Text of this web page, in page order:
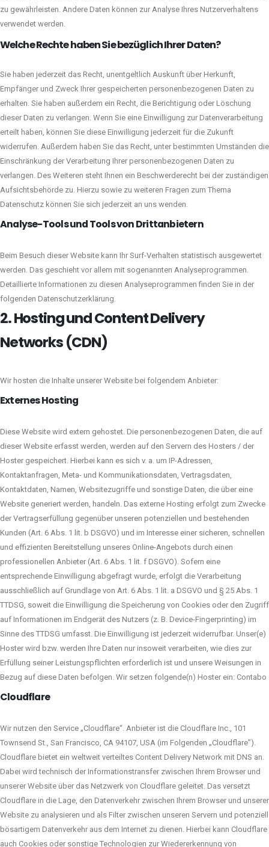
zu gewährleisten. Andere Daten können zur Analyse Ihres Nutzerverhaltens
verwendet werden.
Welche Rechte haben Sie bezüglich Ihrer Daten?
Sie haben jederzeit das Recht, unentgeltlich Auskunft über Herkunft,
Empfänger und Zweck Ihrer gespeicherten personenbezogenen Daten zu
erhalten. Sie haben außerdem ein Recht, die Berichtigung oder Löschung
dieser Daten zu verlangen. Wenn Sie eine Einwilligung zur Datenverarbeitung
erteilt haben, können Sie diese Einwilligung jederzeit für die Zukunft
widerrufen. Außerdem haben Sie das Recht, unter bestimmten Umständen die
Einschränkung der Verarbeitung Ihrer personenbezogenen Daten zu
verlangen. Des Weiteren steht Ihnen ein Beschwerderecht bei der zuständigen
Aufsichtsbehörde zu. Hierzu sowie zu weiteren Fragen zum Thema
Datenschutz können Sie sich jederzeit an uns wenden.
Analyse-Tools und Tools von Dritt­anbietern
Beim Besuch dieser Website kann Ihr Surf-Verhalten statistisch ausgewertet
werden. Das geschieht vor allem mit sogenannten Analyseprogrammen.
Detaillierte Informationen zu diesen Analyseprogrammen finden Sie in der
folgenden Datenschutzerklärung.
2. Hosting und Content Delivery
Networks (CDN)
Wir hosten die Inhalte unserer Website bei folgendem Anbieter:
Externes Hosting
Diese Website wird extern gehostet. Die personenbezogenen Daten, die auf
dieser Website erfasst werden, werden auf den Servern des Hosters / der
Hoster gespeichert. Hierbei kann es sich v. a. um IP-Adressen,
Kontaktanfragen, Meta- und Kommunikationsdaten, Vertragsdaten,
Kontaktdaten, Namen, Websitezugriffe und sonstige Daten, die über eine
Website generiert werden, handeln. Das externe Hosting erfolgt zum Zwecke
der Vertragserfüllung gegenüber unseren potenziellen und bestehenden
Kunden (Art. 6 Abs. 1 lit. b DSGVO) und im Interesse einer sicheren, schnellen
und effizienten Bereitstellung unseres Online-Angebots durch einen
professionellen Anbieter (Art. 6 Abs. 1 lit. f DSGVO). Sofern eine
entsprechende Einwilligung abgefragt wurde, erfolgt die Verarbeitung
ausschließlich auf Grundlage von Art. 6 Abs. 1 lit. a DSGVO und § 25 Abs. 1
TTDSG, soweit die Einwilligung die Speicherung von Cookies oder den Zugriff
auf Informationen im Endgerät des Nutzers (z. B. Device-Fingerprinting) im
Sinne des TTDSG umfasst. Die Einwilligung ist jederzeit widerrufbar. Unser(e)
Hoster wird bzw. werden Ihre Daten nur insoweit verarbeiten, wie dies zur
Erfüllung seiner Leistungspflichten erforderlich ist und unsere Weisungen in
Bezug auf diese Daten befolgen. Wir setzen folgende(n) Hoster ein: Contabo
Cloudflare
Wir nutzen den Service „Cloudflare“. Anbieter ist die Cloudflare Inc., 101
Townsend St., San Francisco, CA 94107, USA (im Folgenden „Cloudflare”).
Cloudflare bietet ein weltweit verteiltes Content Delivery Network mit DNS an.
Dabei wird technisch der Informationstransfer zwischen Ihrem Browser und
unserer Website über das Netzwerk von Cloudflare geleitet. Das versetzt
Cloudflare in die Lage, den Datenverkehr zwischen Ihrem Browser und unserer
Website zu analysieren und als Filter zwischen unseren Servern und potenziell
bösartigem Datenverkehr aus dem Internet zu dienen. Hierbei kann Cloudflare
auch Cookies oder sonstige Technologien zur Wiedererkennung von